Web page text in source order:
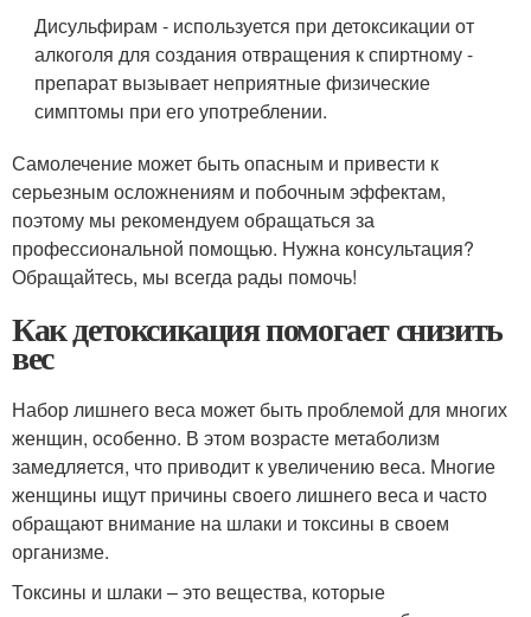
Дисульфирам - используется при детоксикации от
алкоголя для создания отвращения к спиртному -
препарат вызывает неприятные физические
симптомы при его употреблении.
Самолечение может быть опасным и привести к
серьезным осложнениям и побочным эффектам,
поэтому мы рекомендуем обращаться за
профессиональной помощью. Нужна консультация?
Обращайтесь, мы всегда рады помочь!
Как детоксикация помогает снизить
вес
Набор лишнего веса может быть проблемой для многих
женщин, особенно. В этом возрасте метаболизм
замедляется, что приводит к увеличению веса. Многие
женщины ищут причины своего лишнего веса и часто
обращают внимание на шлаки и токсины в своем
организме.
Токсины и шлаки – это вещества, которые